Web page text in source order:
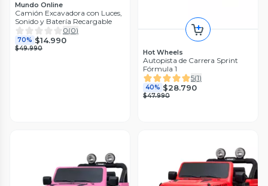
Mundo Online
Camión Excavadora con Luces,
Sonido y Batería Recargable
0(0)
70% $14.990
$49.990 Hot Wheels
Autopista de Carrera Sprint
Fórmula 1
5(1)
40% $28.790
$47.990